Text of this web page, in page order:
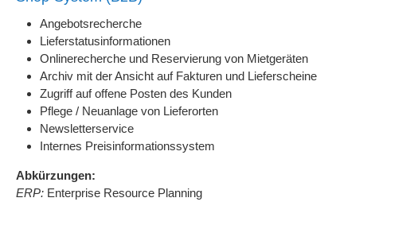
Angebotsrecherche
Lieferstatusinformationen
Onlinerecherche und Reservierung von Mietgeräten
Archiv mit der Ansicht auf Fakturen und Lieferscheine
Zugriff auf offene Posten des Kunden
Pflege / Neuanlage von Lieferorten
Newsletterservice
Internes Preisinformationssystem
Abkürzungen:
ERP: Enterprise Resource Planning